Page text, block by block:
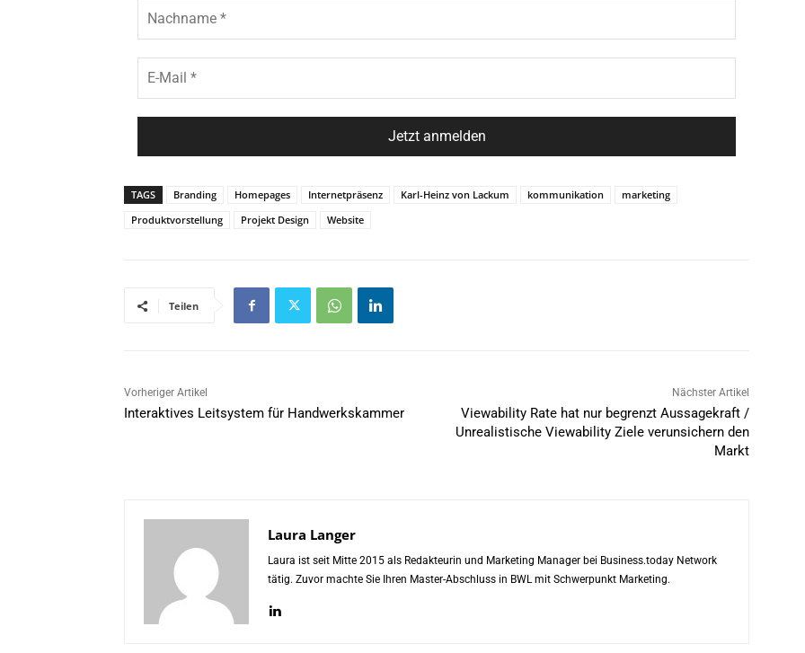
TAGS Branding Homepages Internetpräsenz Karl-Heinz von Lackum kommunikation
marketing
Produktvorstellung
Projekt Design Website
Teilen
Vorheriger Artikel
Interaktives Leitsystem für Handwerkskammer
Nächster Artikel
Viewability Rate hat nur begrenzt Aussagekraft /
Unrealistische Viewability Ziele verunsichern den
Markt
Laura Langer
Laura ist seit Mitte 2015 als Redakteurin und Marketing Manager bei Business.today Network
tätig. Zuvor machte Sie Ihren Master-Abschluss in BWL mit Schwerpunkt Marketing.